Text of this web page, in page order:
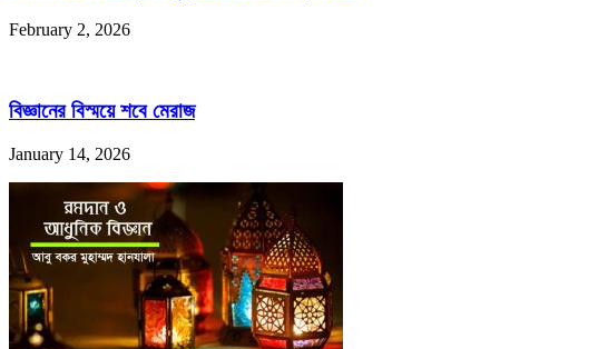
February 2, 2026
বিজ্ঞানের বিস্ময়ে শবে মেরাজ
January 14, 2026